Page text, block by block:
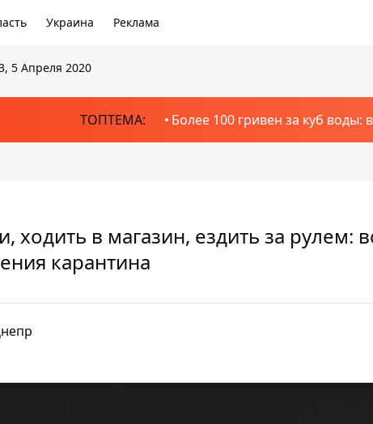
Украина Реклама
5 Апреля 2020
ТОПТЕМА: Более 100 гривен за куб
ходить в магазин, ездить за рулем:
карантина